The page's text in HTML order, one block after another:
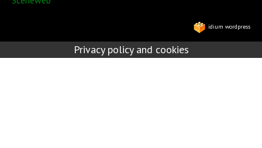
idium wordpress
Privacy policy and cookies